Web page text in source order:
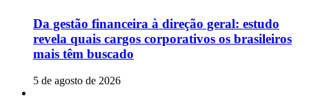
Da gestão financeira à direção geral: estudo
revela quais cargos corporativos os brasileiros
mais têm buscado
5 de agosto de 2026